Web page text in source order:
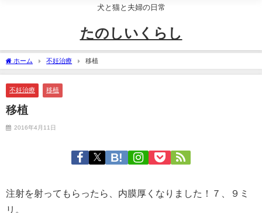
犬と猫と夫婦の日常
たのしいくらし
ホーム 不妊治療 移植
不妊治療 移植
移植
2016年4月11日
注射を射ってもらったら、内膜厚くなりました！７、９ミ
リ。